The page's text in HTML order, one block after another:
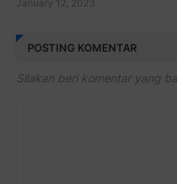
January 12, 2023
POSTING KOMENTAR
Silakan beri komentar yang